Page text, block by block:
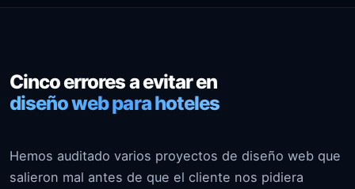
Cinco errores a evitar en
diseño web para hoteles
Hemos auditado varios proyectos de diseño web que
salieron mal antes de que el cliente nos pidiera